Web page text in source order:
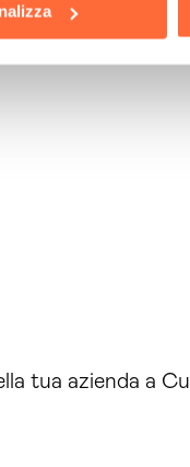
tua azienda a